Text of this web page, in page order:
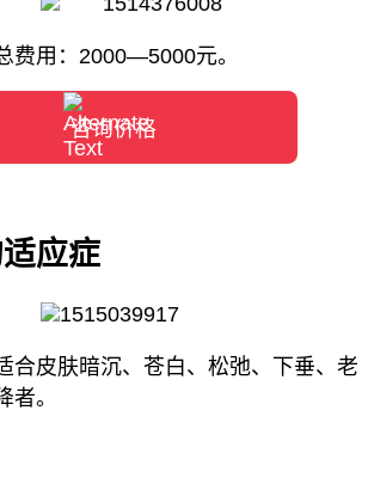
费用：2000—5000元。
咨询价格
应症
合皮肤暗沉、苍白、松弛、下垂、老
者。